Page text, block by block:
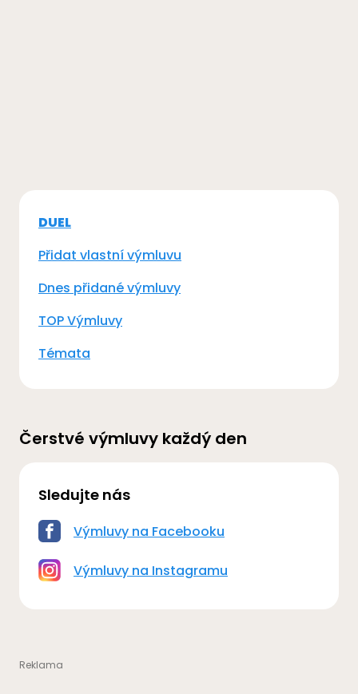
DUEL
Přidat vlastní výmluvu
Dnes přidané výmluvy
TOP Výmluvy
Témata
Čerstvé výmluvy každý den
Sledujte nás
Výmluvy na Facebooku
Výmluvy na Instagramu